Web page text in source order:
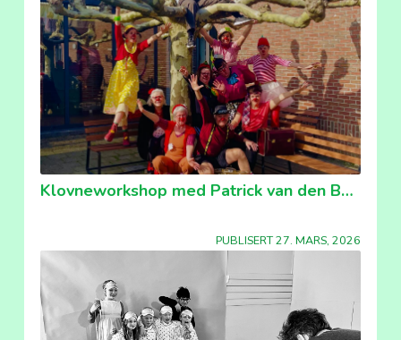
Klovneworkshop med Patrick van den Boom
PUBLISERT 27. MARS, 2026